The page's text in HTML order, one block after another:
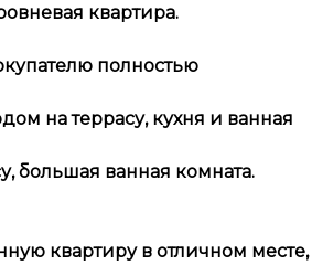
квартира.
полностью
на террасу, кухня и ванная
большая ванная комната.
квартиру в отличном месте,